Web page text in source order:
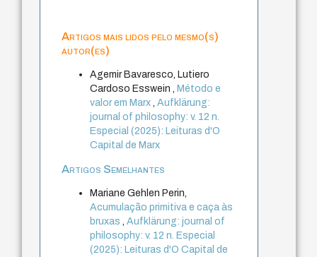
Artigos mais lidos pelo mesmo(s)
autor(es)
Agemir Bavaresco, Lutiero
Cardoso Esswein ,Método e
valor em Marx ,Aufklärung:
journal of philosophy: v. 12 n.
Especial (2025): Leituras d'O
Capital de Marx
Artigos Semelhantes
Mariane Gehlen Perin,
Acumulação primitiva e caça às
bruxas
,Aufklärung: journal of
philosophy: v. 12 n. Especial
(2025): Leituras d'O Capital de